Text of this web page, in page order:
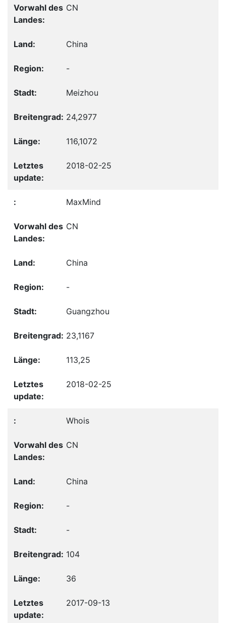
CN
China
-
Meizhou
24,2977
116,1072
2018-02-25
MaxMind
CN
China
-
Guangzhou
23,1167
113,25
2018-02-25
Whois
CN
China
-
-
104
36
2017-09-13